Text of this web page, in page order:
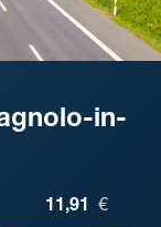
in-
DI
11,91 €